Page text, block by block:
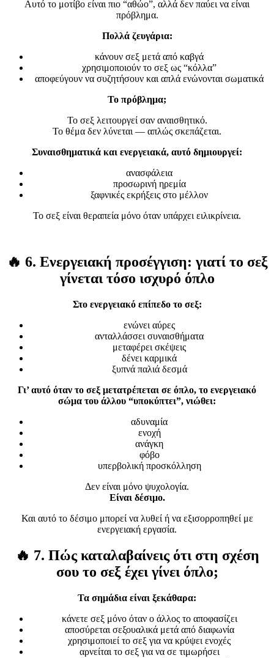
Αυτό το μοτίβο είναι πιο “αθώο”, αλλά δεν παύει να είναι
πρόβλημα.
Πολλά ζευγάρια:
κάνουν σεξ μετά από καβγά
χρησιμοποιούν το σεξ ως “κόλλα”
αποφεύγουν να συζητήσουν και απλά ενώνονται σωματικά
Το πρόβλημα;
Το σεξ λειτουργεί σαν αναισθητικό.
Το θέμα δεν λύνεται — απλώς σκεπάζεται.
Συναισθηματικά και ενεργειακά, αυτό δημιουργεί:
ανασφάλεια
προσωρινή ηρεμία
ξαφνικές εκρήξεις στο μέλλον
Το σεξ είναι θεραπεία μόνο όταν υπάρχει ειλικρίνεια.
🔥 6. Ενεργειακή προσέγγιση: γιατί το σεξ
γίνεται τόσο ισχυρό όπλο
Στο ενεργειακό επίπεδο το σεξ:
ενώνει αύρες
ανταλλάσσει συναισθήματα
μεταφέρει σκέψεις
δένει καρμικά
ξυπνά παλιά δεσμά
Γι’ αυτό όταν το σεξ μετατρέπεται σε όπλο, το ενεργειακό
σώμα του άλλου “υποκύπτει”, νιώθει:
αδυναμία
ενοχή
ανάγκη
φόβο
υπερβολική προσκόλληση
Δεν είναι μόνο ψυχολογία.
Είναι δέσιμο.
Και αυτό το δέσιμο μπορεί να λυθεί ή να εξισορροπηθεί με
ενεργειακή εργασία.
🔥 7. Πώς καταλαβαίνεις ότι στη σχέση
σου το σεξ έχει γίνει όπλο;
Τα σημάδια είναι ξεκάθαρα:
κάνετε σεξ μόνο όταν ο άλλος το αποφασίζει
αποσύρεται σεξουαλικά μετά από διαφωνία
χρησιμοποιεί το σεξ για να κρύψει ενοχές
αρνείται το σεξ για να σε τιμωρήσει